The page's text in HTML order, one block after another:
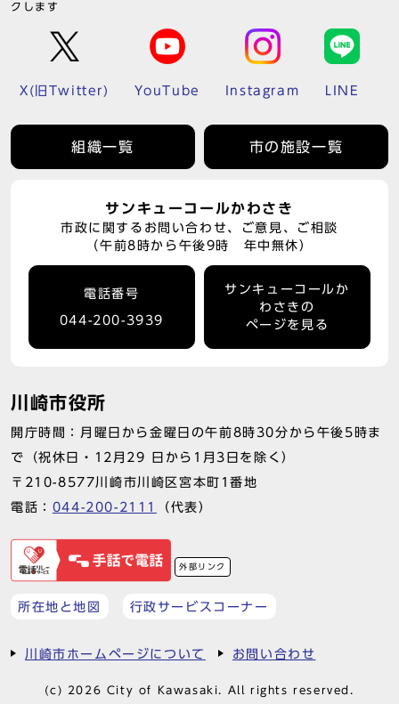
クします
X(旧Twitter) YouTube Instagram LINE
組織一覧 市の施設一覧
サンキューコールかわさき
市政に関するお問い合わせ、ご意見、ご相談
（午前8時から午後9時 年中無休）
電話番号
044-200-3939
サンキューコールか
わさきの
ページを見る
川崎市役所
開庁時間：月曜日から金曜日の午前8時30分から午後5時ま
で（祝休日・12月29 日から1月3日を除く）
〒210-8577川崎市川崎区宮本町1番地
電話： 044-200-2111 （代表）
外部リンク
所在地と地図 行政サービスコーナー
川崎市ホームページについて お問い合わせ
(c) 2026 City of Kawasaki. All rights reserved.